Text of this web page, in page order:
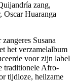
zang,
Oscar Huaranga
Susana
het verzamelalbum
voor zijn label
traditionele Afro-
tijdloze, heilzame